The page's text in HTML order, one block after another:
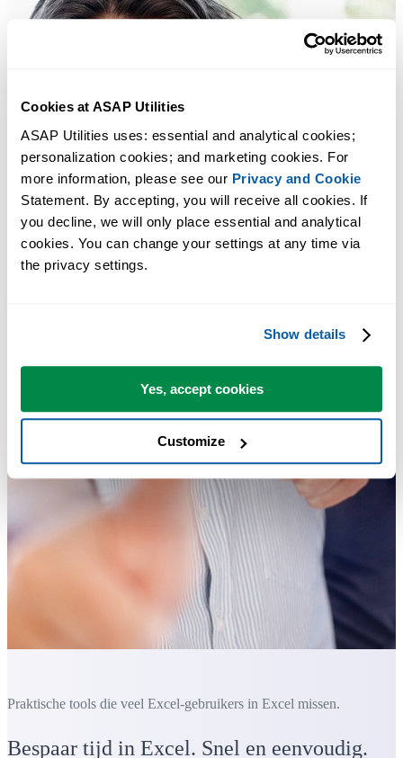
Cookies at ASAP Utilities
ASAP Utilities uses: essential and analytical cookies;
personalization cookies; and marketing cookies. For
more information, please see our Privacy and Cookie
Statement. By accepting, you will receive all cookies. If
you decline, we will only place essential and analytical
cookies. You can change your settings at any time via
the privacy settings.
Show details
Yes, accept cookies
Customize
Praktische tools die veel Excel-gebruikers in Excel missen.
Bespaar tijd in Excel. Snel en eenvoudig.